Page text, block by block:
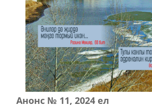
Анонс № 11, 2024 ел